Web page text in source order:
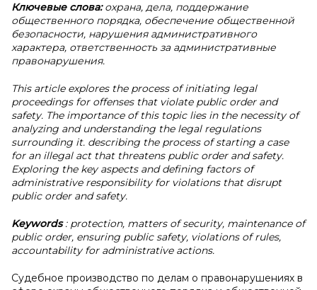
Ключевые слова:охрана, дела, поддержание
общественного порядка, обеспечение общественной
безопасности, нарушения административного
характера, ответственность за административные
правонарушения.
This article explores the process of initiating legal
proceedings for offenses that violate public order and
safety. The importance of this topic lies in the necessity of
analyzing and understanding the legal regulations
surrounding it. describing the process of starting a case
for an illegal act that threatens public order and safety.
Exploring the key aspects and defining factors of
administrative responsibility for violations that disrupt
public order and safety.
Keywords: protection, matters of security, maintenance of
public order, ensuring public safety, violations of rules,
accountability for administrative actions.
Судебное производство по делам о правонарушениях в